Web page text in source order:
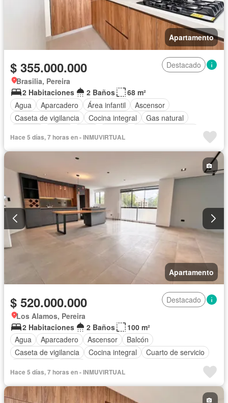
Apartamento
$ 355.000.000
Destacado
Brasilia, Pereira
2 Habitaciones
2 Baños
68 m²
Agua
Aparcadero Área infantil
Ascensor
Caseta de vigilancia
Cocina integral
Gas natural
Hace 5 días, 7 horas en - INMUVIRTUAL
Apartamento
$ 520.000.000
Destacado
Los Alamos, Pereira
2 Habitaciones
2 Baños
100 m²
Agua
Aparcadero Ascensor
Balcón
Caseta de vigilancia
Cocina integral
Cuarto de servicio
Hace 5 días, 7 horas en - INMUVIRTUAL